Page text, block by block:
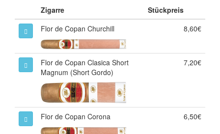
Zigarre
Stückpreis
Flor de Copan Churchill
8,60€
Flor de Copan Clasica Short
Magnum (Short Gordo)
7,20€
Flor de Copan Corona 6,50€